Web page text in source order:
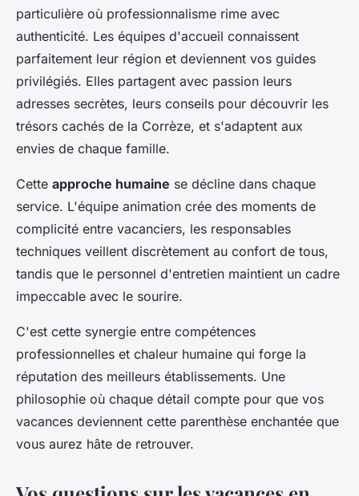
particulière où professionnalisme rime avec
authenticité. Les équipes d'accueil connaissent
parfaitement leur région et deviennent vos guides
privilégiés. Elles partagent avec passion leurs
adresses secrètes, leurs conseils pour découvrir les
trésors cachés de la Corrèze, et s'adaptent aux
envies de chaque famille.
Cette approche humaine se décline dans chaque
service. L'équipe animation crée des moments de
complicité entre vacanciers, les responsables
techniques veillent discrètement au confort de tous,
tandis que le personnel d'entretien maintient un cadre
impeccable avec le sourire.
C'est cette synergie entre compétences
professionnelles et chaleur humaine qui forge la
réputation des meilleurs établissements. Une
philosophie où chaque détail compte pour que vos
vacances deviennent cette parenthèse enchantée que
vous aurez hâte de retrouver.